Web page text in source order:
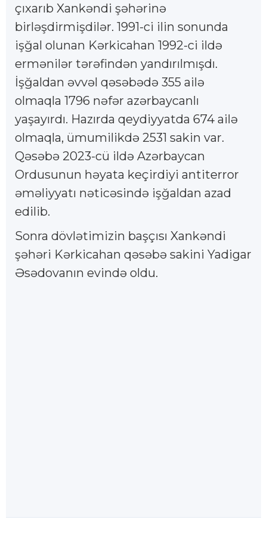
çıxarıb Xankəndi şəhərinə
birləşdirmişdilər. 1991-ci ilin sonunda
işğal olunan Kərkicahan 1992-ci ildə
ermənilər tərəfindən yandırılmışdı.
İşğaldan əvvəl qəsəbədə 355 ailə
olmaqla 1796 nəfər azərbaycanlı
yaşayırdı. Hazırda qeydiyyatda 674 ailə
olmaqla, ümumilikdə 2531 sakin var.
Qəsəbə 2023-cü ildə Azərbaycan
Ordusunun həyata keçirdiyi antiterror
əməliyyatı nəticəsində işğaldan azad
edilib.
Sonra dövlətimizin başçısı Xankəndi
şəhəri Kərkicahan qəsəbə sakini Yadigar
Əsədovanın evində oldu.